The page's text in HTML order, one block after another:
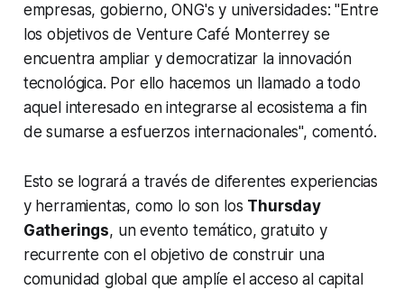
empresas, gobierno, ONG's y universidades: "Entre
los objetivos de Venture Café Monterrey se
encuentra ampliar y democratizar la innovación
tecnológica. Por ello hacemos un llamado a todo
aquel interesado en integrarse al ecosistema a fin
de sumarse a esfuerzos internacionales", comentó.
Esto se logrará a través de diferentes experiencias
y herramientas, como lo son los Thursday
Gatherings, un evento temático, gratuito y
recurrente con el objetivo de construir una
comunidad global que amplíe el acceso al capital